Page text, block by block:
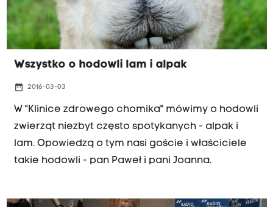
Wszystko o hodowli lam i alpak
date_range 2016-03-03
W "Klinice zdrowego chomika" mówimy o hodowli
zwierząt niezbyt często spotykanych - alpak i
lam. Opowiedzą o tym nasi goście i właściciele
takie hodowli - pan Paweł i pani Joanna.